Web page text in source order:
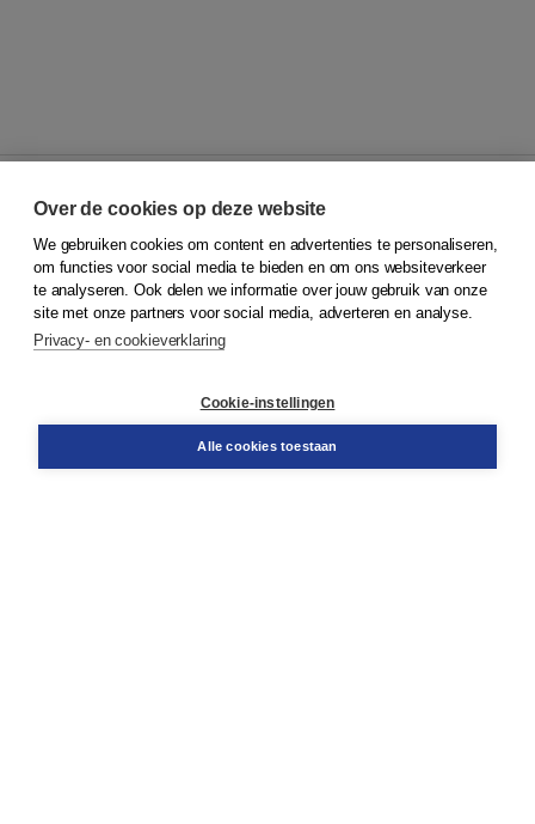
© 2026Koninklijke Boom uitgevers
Klantenservice
Service & informatie
Contact
Over de cookies op deze website
We gebruiken cookies om content en advertenties te personaliseren,
om functies voor social media te bieden en om ons websiteverkeer
te analyseren. Ook delen we informatie over jouw gebruik van onze
site met onze partners voor social media, adverteren en analyse.
Privacy- en cookieverklaring
Cookie-instellingen
Alle cookies toestaan